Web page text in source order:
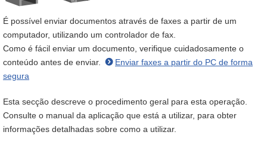
É possível enviar documentos através de faxes a partir de um
computador, utilizando um controlador de fax.
Como é fácil enviar um documento, verifique cuidadosamente o
conteúdo antes de enviar.
Enviar faxes a partir do PC de forma
segura
Esta secção descreve o procedimento geral para esta operação.
Consulte o manual da aplicação que está a utilizar, para obter
informações detalhadas sobre como a utilizar.